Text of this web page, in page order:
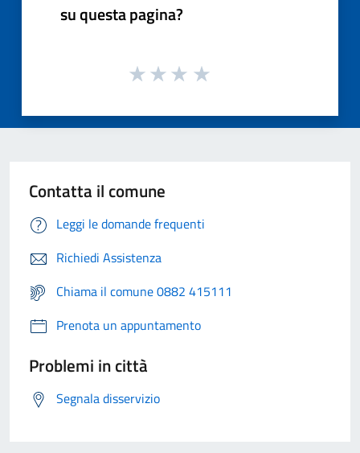
su questa pagina?
Contatta il comune
Leggi le domande frequenti
Richiedi Assistenza
Chiama il comune 0882 415111
Prenota un appuntamento
Problemi in città
Segnala disservizio